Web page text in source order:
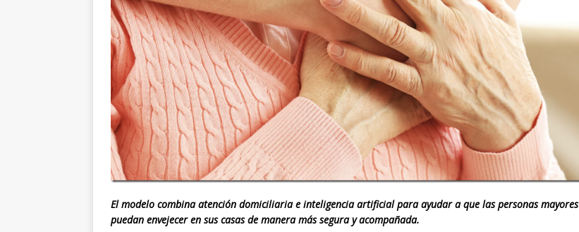
El modelo combina atención domiciliaria e inteligencia artificial para ayudar a que las personas mayores
puedan envejecer en sus casas de manera más segura y acompañada.